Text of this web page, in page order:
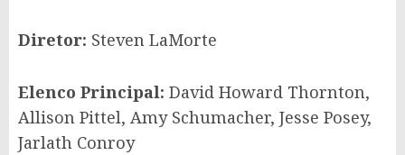
Diretor: Steven LaMorte
Elenco Principal: David Howard Thornton,
Allison Pittel, Amy Schumacher, Jesse Posey,
Jarlath Conroy